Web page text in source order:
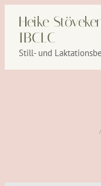
Inhalt
springen
Heike
IBCLC
Still- und